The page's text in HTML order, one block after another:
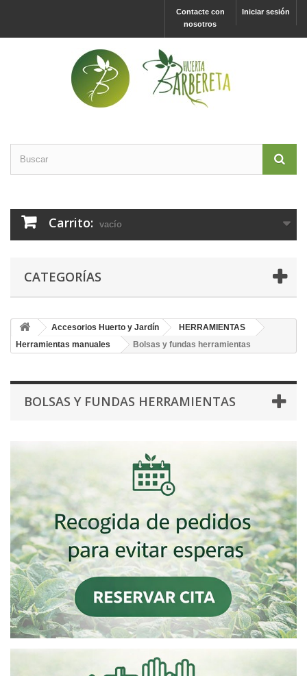
Iniciar sesión
Contacte con
nosotros
Carrito: vacío
CATEGORÍAS
Accesorios Huerto y Jardín
HERRAMIENTAS
Herramientas manuales
Bolsas y fundas herramientas
BOLSAS Y FUNDAS HERRAMIENTAS